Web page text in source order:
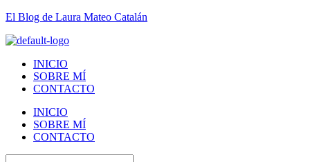
El Blog de Laura Mateo Catalán
INICIO
SOBRE MÍ
CONTACTO
INICIO
SOBRE MÍ
CONTACTO